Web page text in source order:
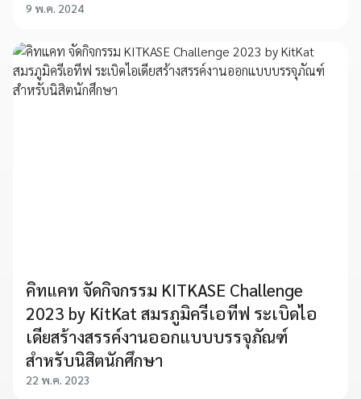
9 พ.ค. 2024
คิทแคท จัดกิจกรรม KITKASE Challenge
2023 by KitKat สมรภูมิครีเอทีฟ ระเบิดไอ
เดียสร้างสรรค์งานออกแบบบรรจุภัณฑ์
สำหรับนิสิตนักศึกษา
22 พ.ค. 2023